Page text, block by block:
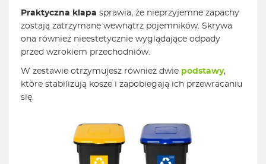
Praktyczna klapa sprawia, że nieprzyjemne zapachy
zostają zatrzymane wewnątrz pojemników. Skrywa
ona również nieestetycznie wyglądające odpady
przed wzrokiem przechodniów.
W zestawie otrzymujesz również dwie podstawy,
które stabilizują kosze i zapobiegają ich przewracaniu
się.